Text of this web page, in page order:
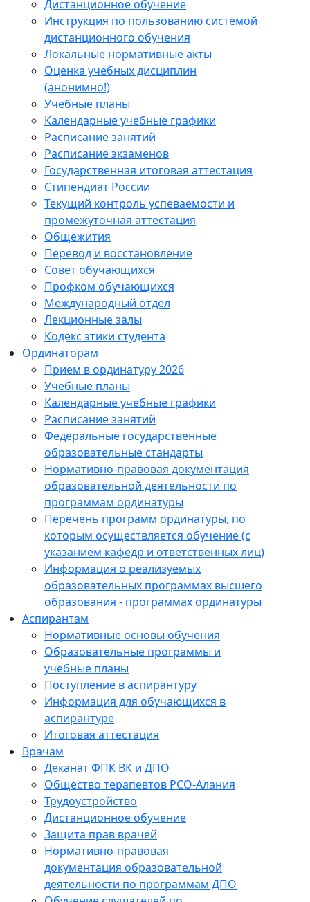
Дистанционное обучение
Инструкция по пользованию системой
дистанционного обучения
Локальные нормативные акты
Оценка учебных дисциплин
(анонимно!)
Учебные планы
Календарные учебные графики
Расписание занятий
Расписание экзаменов
Государственная итоговая аттестация
Стипендиат России
Текущий контроль успеваемости и
промежуточная аттестация
Общежития
Перевод и восстановление
Совет обучающихся
Профком обучающихся
Международный отдел
Лекционные залы
Кодекс этики студента
Ординаторам
Прием в ординатуру 2026
Учебные планы
Календарные учебные графики
Расписание занятий
Федеральные государственные
образовательные стандарты
Нормативно-правовая документация
образовательной деятельности по
программам ординатуры
Перечень программ ординатуры, по
которым осуществляется обучение (с
указанием кафедр и ответственных лиц)
Информация о реализуемых
образовательных программах высшего
образования - программах ординатуры
Аспирантам
Нормативные основы обучения
Образовательные программы и
учебные планы
Поступление в аспирантуру
Информация для обучающихся в
аспирантуре
Итоговая аттестация
Врачам
Деканат ФПК ВК и ДПО
Общество терапевтов РСО-Алания
Трудоустройство
Дистанционное обучение
Защита прав врачей
Нормативно-правовая
документация образовательной
деятельности по программам ДПО